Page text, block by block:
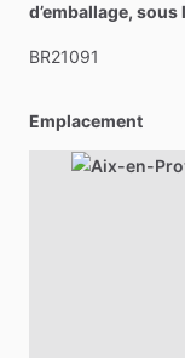
d’emballage,
BR21091
Emplacement